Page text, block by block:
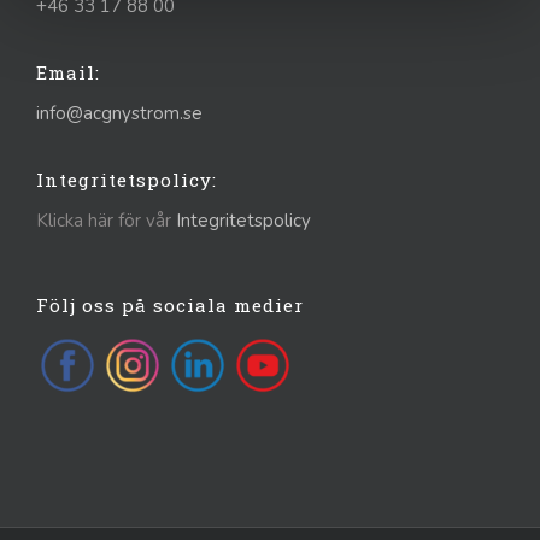
+46 33 17 88 00
Email:
info@acgnystrom.se
Integritetspolicy:
Klicka här för vår Integritetspolicy
Följ oss på sociala medier